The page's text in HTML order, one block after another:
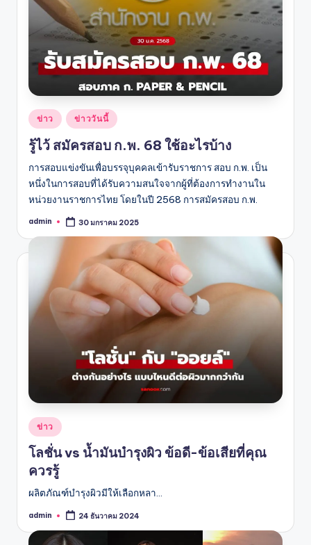
Posted
in
ข่าว ข่าววันนี้
รู้ไว้ สมัครสอบ ก.พ. 68 ใช้อะไรบ้าง
การสอบแข่งขันเพื่อบรรจุบุคคลเข้ารับราชการ สอบ ก.พ. เป็น
หนึ่งในการสอบที่ได้รับความสนใจจากผู้ที่ต้องการทำงานใน
หน่วยงานราชการไทย โดยในปี 2568 การสมัครสอบ ก.พ.
Posted
admin 30 มกราคม 2025
Posted
in
ข่าว
โลชั่น vs น้ำมันบำรุงผิว ข้อดี-ข้อเสียที่คุณ
ควรรู้
ผลิตภัณฑ์บำรุงผิวมีให้เลือกหลา…
Posted
admin 24 ธันวาคม 2024